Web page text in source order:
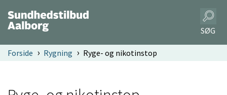
SØG
Forside Rygning Ryge- og nikotinstop